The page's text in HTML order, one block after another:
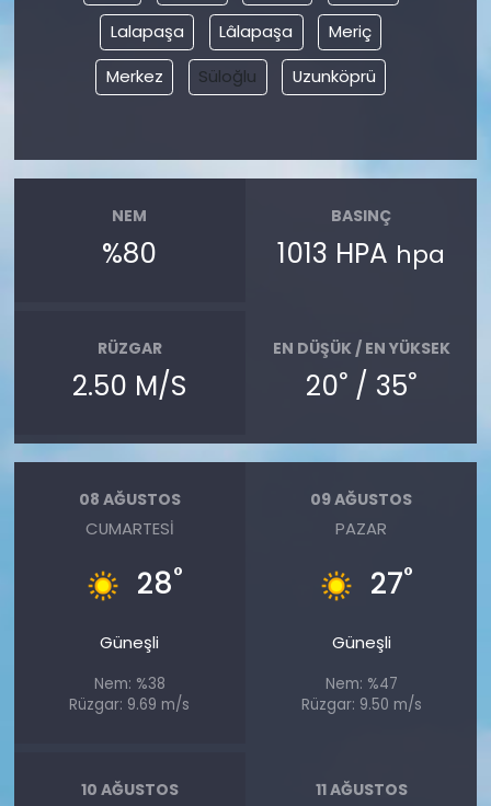
Lalapaşa
Lâlapaşa
Meriç
Merkez
Süloğlu Uzunköprü
NEM
%80
BASINÇ
1013 HPA hpa
RÜZGAR
2.50 M/S
EN DÜŞÜK / EN YÜKSEK
20° / 35°
08 AĞUSTOS
CUMARTESI
28°
Güneşli
Nem: %38
Rüzgar: 9.69 m/s
09 AĞUSTOS
PAZAR
27°
Güneşli
Nem: %47
Rüzgar: 9.50 m/s
10 AĞUSTOS 11 AĞUSTOS